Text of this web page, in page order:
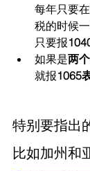
每年只要
税的时候
只要报
如果是两
就报1065
特别要指出
比如加州和